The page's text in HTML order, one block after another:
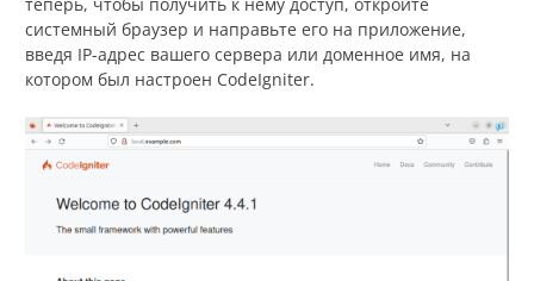
системный браузер и направьте его на приложение,
введя IP-адрес вашего сервера или доменное имя, на
котором был настроен CodeIgniter.